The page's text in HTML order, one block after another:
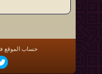
حساب الموقع